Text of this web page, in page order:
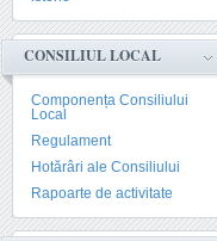
CONSILIUL LOCAL
Componența Consiliului
Local
Regulament
Hotărâri ale Consiliului
Rapoarte de activitate